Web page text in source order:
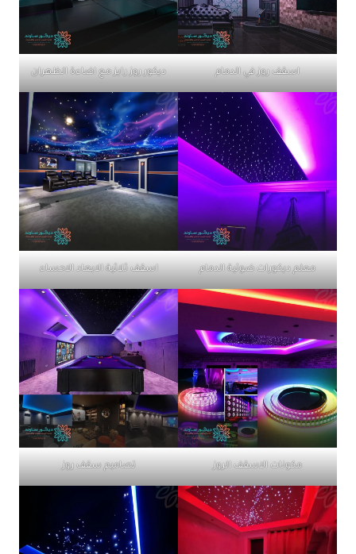
اسقف روز في الدمام ديكور روز رايز مع اضاءة الظهران
معلم ديكورات ضوئية الدمام اسقف ثلاثية الابعاد الاحساء
مكونات الاسقف الروز تصاميم سقف روز